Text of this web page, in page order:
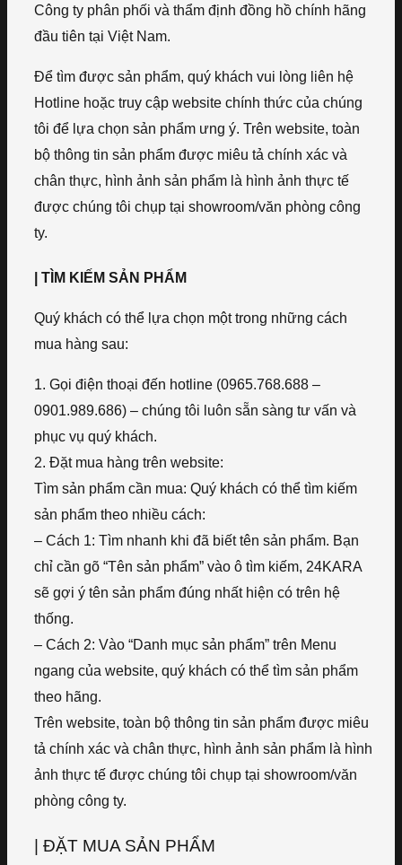
Công ty phân phối và thẩm định đồng hồ chính hãng
đầu tiên tại Việt Nam.
Để tìm được sản phẩm, quý khách vui lòng liên hệ
Hotline hoặc truy cập website chính thức của chúng
tôi để lựa chọn sản phẩm ưng ý. Trên website, toàn
bộ thông tin sản phẩm được miêu tả chính xác và
chân thực, hình ảnh sản phẩm là hình ảnh thực tế
được chúng tôi chụp tại showroom/văn phòng công
ty.
| TÌM KIẾM SẢN PHẨM
Quý khách có thể lựa chọn một trong những cách
mua hàng sau:
1. Gọi điện thoại đến hotline (0965.768.688 –
0901.989.686) – chúng tôi luôn sẵn sàng tư vấn và
phục vụ quý khách.
2. Đặt mua hàng trên website:
Tìm sản phẩm cần mua: Quý khách có thể tìm kiếm
sản phẩm theo nhiều cách:
– Cách 1: Tìm nhanh khi đã biết tên sản phẩm. Bạn
chỉ cần gõ “Tên sản phẩm” vào ô tìm kiếm, 24KARA
sẽ gợi ý tên sản phẩm đúng nhất hiện có trên hệ
thống.
– Cách 2: Vào “Danh mục sản phẩm” trên Menu
ngang của website, quý khách có thể tìm sản phẩm
theo hãng.
Trên website, toàn bộ thông tin sản phẩm được miêu
tả chính xác và chân thực, hình ảnh sản phẩm là hình
ảnh thực tế được chúng tôi chụp tại showroom/văn
phòng công ty.
| ĐẶT MUA SẢN PHẨM